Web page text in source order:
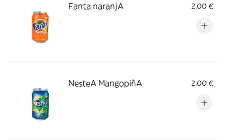
Fanta naranjA 2,00 €
NesteA MangopiñA 2,00 €